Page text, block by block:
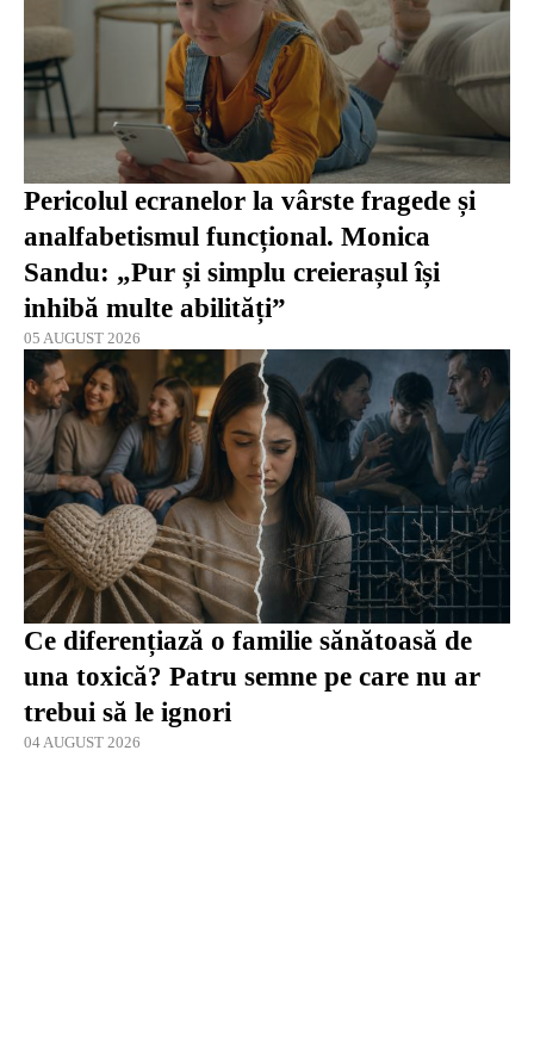
Pericolul ecranelor la vârste fragede și
analfabetismul funcțional. Monica
Sandu: „Pur și simplu creierașul își
inhibă multe abilități”
05 AUGUST 2026
Ce diferențiază o familie sănătoasă de
una toxică? Patru semne pe care nu ar
trebui să le ignori
04 AUGUST 2026